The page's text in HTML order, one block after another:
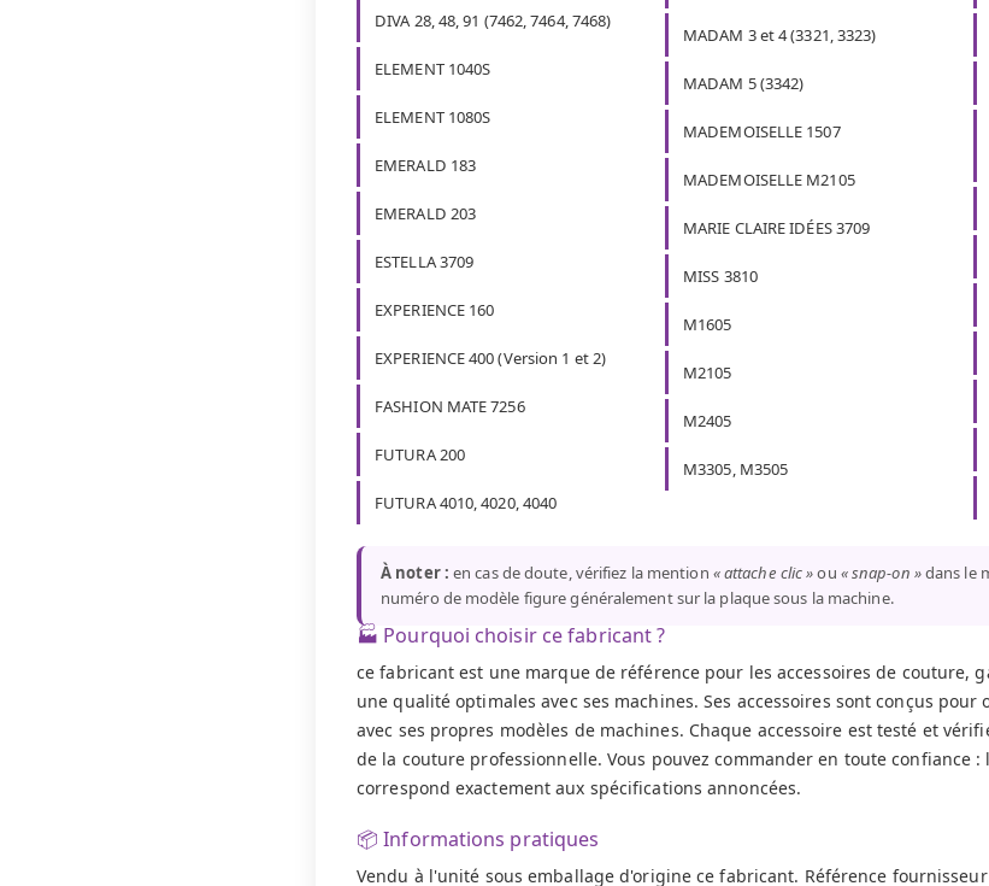
DIVA 28, 48, 91 (7462, 7464, 7468)
ELEMENT 1040S
ELEMENT 1080S
EMERALD 183
EMERALD 203
ESTELLA 3709
EXPERIENCE 160
EXPERIENCE 400 (Version 1 et 2)
FASHION MATE 7256
FUTURA 200
FUTURA 4010, 4020, 4040
MADAM 3 et 4 (3321, 3323)
MADAM 5 (3342)
MADEMOISELLE 1507
MADEMOISELLE M2105
MARIE CLAIRE IDÉES 3709
MISS 3810
M1605
M2105
M2405
M3305, M3505
À noter : en cas de doute, vérifiez la mention « attache clic »ou « snap-on »dans le
numéro de modèle figure généralement sur la plaque sous la machine.
🏭 Pourquoi choisir ce fabricant ?
ce fabricant est une marque de référence pour les accessoires de couture,
une qualité optimales avec ses machines. Ses accessoires sont conçus
avec ses propres modèles de machines. Chaque accessoire est testé et
de la couture professionnelle. Vous pouvez commander en toute confiance :
correspond exactement aux spécifications annoncées.
📦 Informations pratiques
Vendu à l'unité sous emballage d'origine ce fabricant. Référence